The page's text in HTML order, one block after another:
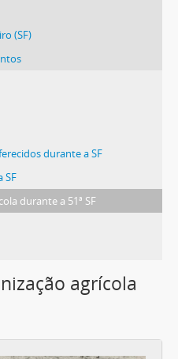
(SF)
durante a SF
SF
durante a 51ª SF
agrícola